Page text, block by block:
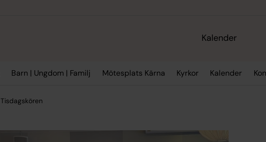
Kalender
Barn | Ungdom | Familj Mötesplats Kärna Kyrkor Kalender
Tisdagskören